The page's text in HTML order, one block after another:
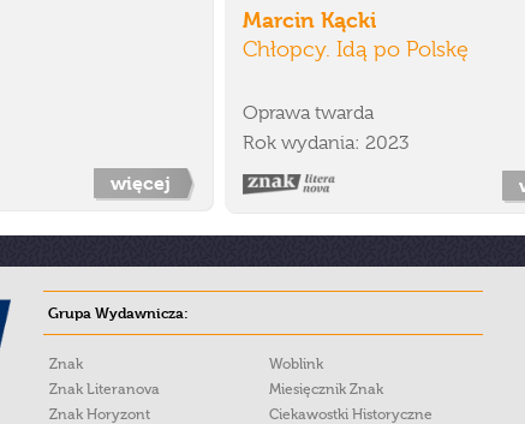
Marcin Kącki
Chłopcy. Idą po Polskę
Oprawa twarda
Rok wydania: 2023
więcej
Grupa Wydawnicza:
Znak
Znak Literanova
Znak Horyzont
Woblink
Miesięcznik Znak
Ciekawostki Historyczne